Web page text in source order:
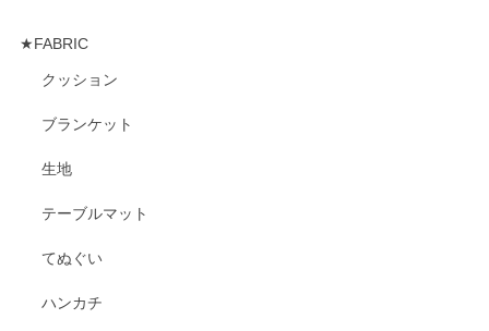
★FABRIC
クッション
ブランケット
生地
テーブルマット
てぬぐい
ハンカチ